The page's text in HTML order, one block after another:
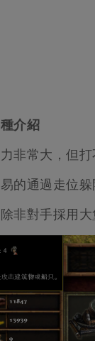
介紹
非常大，但
的通過走位躲
非對手採用